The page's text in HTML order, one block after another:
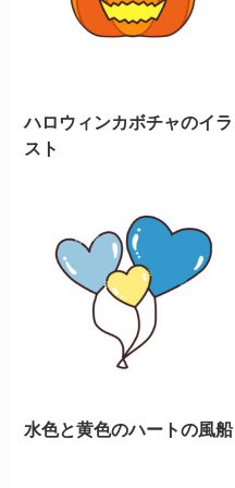
ハロウィンカボチャのイラ
スト
水色と黄色のハートの風船